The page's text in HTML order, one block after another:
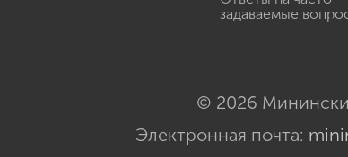
задаваемые
© 2026
Электронная почта: